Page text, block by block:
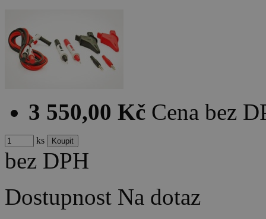
3 550,00 Kč Cena bez
ks
bez DPH
Dostupnost Na dotaz